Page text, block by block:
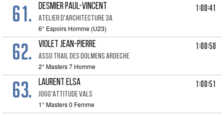
61. DESMIER Paul-Vincent
ATELIER D'ARCHITECTURE 3A
1:00:41
6° Espoirs Homme (U23)
62. VIOLET Jean-Pierre
ASSO TRAIL DES DOLMENS ARDECHE
1:00:50
2° Masters 7 Homme
63. LAURENT Elsa
JOGG'ATTITUDE VALS
1:00:51
1° Masters 0 Femme